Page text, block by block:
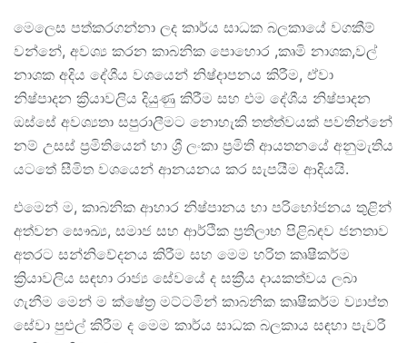
මෙලෙස පත්කරගන්නා ලද කාර්ය සාධක බලකායේ වගකීම්
වන්නේ, අවශ්‍ය කරන කාබනික පොහොර ,කෘමි නාශක,වල්
නාශක අදිය දේශීය වශයෙන් නිෂ්දාපනය කිරීම, ඒවා
නිෂ්පාදන ක්‍රියාවලිය දියුණු කිරීම සහ එම දේශීය නිෂ්පාදන
ඔස්සේ අවශ්‍යතා සපුරාලීමට නොහැකි තත්ත්වයක් පවතින්නේ
නම් උසස් ප්‍රමිතියෙන් හා ශ්‍රී ලංකා ප්‍රමිති ආයතනයේ අනුමැතිය
යටතේ සීමිත වශයෙන් ආනයනය කර සැපයීම ආදියයි.
එමෙන් ම, කාබනික ආහාර නිෂ්පානය හා පරිභෝජනය තුළින්
අත්වන සෞඛ්‍ය, සමාජ සහ ආර්ථික ප්‍රතිලාභ පිළිබඳව ජනතාව
අතරට සන්නිවේදනය කිරීම සහ මෙම හරිත කෘෂීකර්ම
ක්‍රියාවලිය සඳහා රාජ්‍ය සේවයේ ද සක්‍රීය දායකත්වය ලබා
ගැනීම මෙන් ම ක්ෂේත්‍ර මට්ටමින් කාබනික කෘෂීකර්ම ව්‍යාප්ත
සේවා පුළුල් කිරීම ද මෙම කාර්ය සාධක බලකාය සඳහා පැවරී